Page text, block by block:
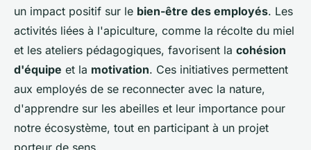
un impact positif sur le bien-être des employés. Les
activités liées à l'apiculture, comme la récolte du miel
et les ateliers pédagogiques, favorisent la cohésion
d'équipe et la motivation. Ces initiatives permettent
aux employés de se reconnecter avec la nature,
d'apprendre sur les abeilles et leur importance pour
notre écosystème, tout en participant à un projet